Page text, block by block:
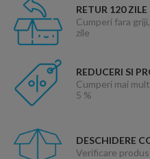
RETUR 120 ZILE
Cumperi fara
zile
REDUCERI SI
Cumperi mai
5 %
DESCHIDERE
Verificare